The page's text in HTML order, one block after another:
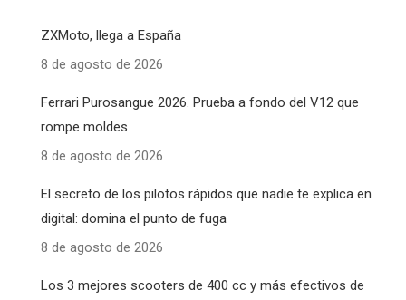
ZXMoto, llega a España
8 de agosto de 2026
Ferrari Purosangue 2026. Prueba a fondo del V12 que
rompe moldes
8 de agosto de 2026
El secreto de los pilotos rápidos que nadie te explica en
digital: domina el punto de fuga
8 de agosto de 2026
Los 3 mejores scooters de 400 cc y más efectivos de